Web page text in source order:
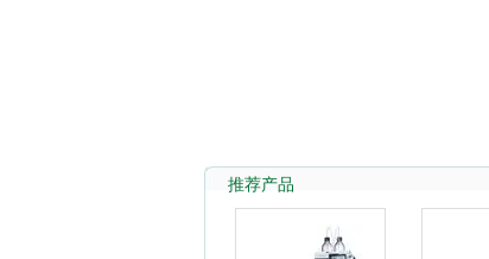
推荐产品